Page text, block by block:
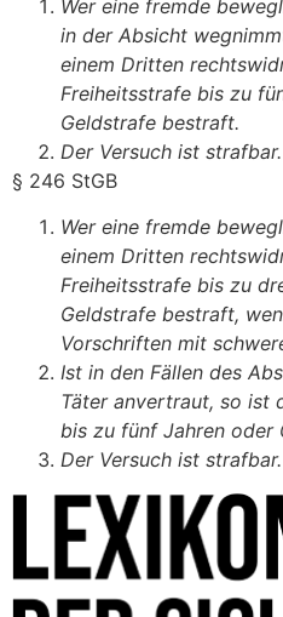
Wer eine fremde
in der Absicht
einem Dritten
Freiheitsstrafe bis zu
Geldstrafe bestraft.
Der Versuch ist strafbar.
§ 246 StGB
Wer eine fremde
einem Dritten
Freiheitsstrafe bis zu
Geldstrafe bestraft,
Vorschriften mit
Ist in den Fällen des
Täter anvertraut, so ist
bis zu fünf Jahren oder
Der Versuch ist strafbar.